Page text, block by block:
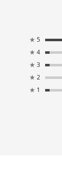
★ 5
★ 4
★ 3
★ 2
★ 1